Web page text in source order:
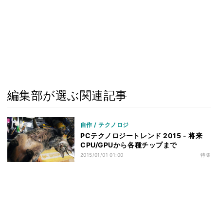
編集部が選ぶ関連記事
自作 / テクノロジ
PCテクノロジートレンド 2015 - 将来
CPU/GPUから各種チップまで
2015/01/01 01:00 特集